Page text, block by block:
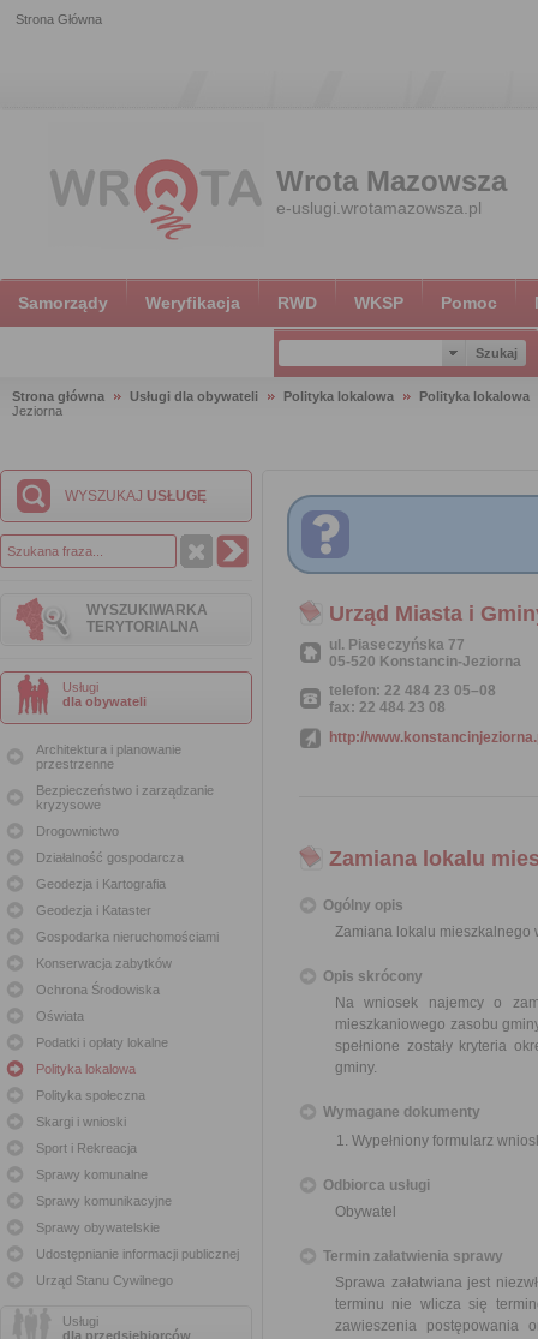
Strona Główna
Wrota Mazowsza
e-uslugi.wrotamazowsza.pl
Samorządy Weryfikacja RWD WKSP Pomoc
Strona główna Usługi dla obywateli Polityka lokalowa
Polityka lokalowa
Jeziorna
WYSZUKAJ USŁUGĘ
WYSZUKIWARKA
TERYTORIALNA
Usługi
dla obywateli
Architektura i planowanie
przestrzenne
Bezpieczeństwo i zarządzanie
kryzysowe
Drogownictwo
Działalność gospodarcza
Geodezja i Kartografia
Geodezja i Kataster
Gospodarka nieruchomościami
Konserwacja zabytków
Ochrona Środowiska
Oświata
Podatki i opłaty lokalne
Polityka lokalowa
Polityka społeczna
Skargi i wnioski
Sport i Rekreacja
Sprawy komunalne
Sprawy komunikacyjne
Sprawy obywatelskie
Udostępnianie informacji publicznej
Urząd Stanu Cywilnego
Usługi
dla przedsiębiorców
Urząd Miasta i
ul. Piaseczyńska 77
05-520 Konstancin-Jeziorna
telefon: 22 484 23 05–08
fax: 22 484 23 08
http://
Zamiana lokalu
Ogólny opis
Zamiana lokalu mieszkalnego
Opis skrócony
Na wniosek najemcy o
mieszkaniowego zasobu
spełnione zostały kryteria
gminy.
Wymagane dokumenty
Wypełniony formularz
Odbiorca usługi
Obywatel
Termin załatwienia sprawy
Sprawa załatwiana jest
terminu nie wlicza się
zawieszenia postępowania